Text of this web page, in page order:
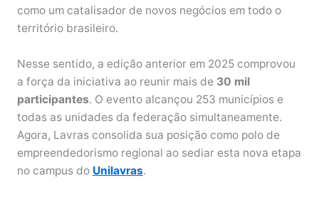
como um catalisador de novos negócios em todo o
território brasileiro.
Nesse sentido, a edição anterior em 2025 comprovou
a força da iniciativa ao reunir mais de30 mil
participantes. O evento alcançou 253 municípios e
todas as unidades da federação simultaneamente.
Agora, Lavras consolida sua posição como polo de
empreendedorismo regional ao sediar esta nova etapa
no campus do Unilavras.